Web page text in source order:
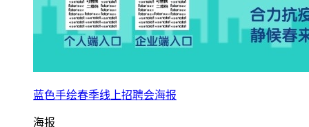
蓝色手绘春季线上招聘会海报
海报